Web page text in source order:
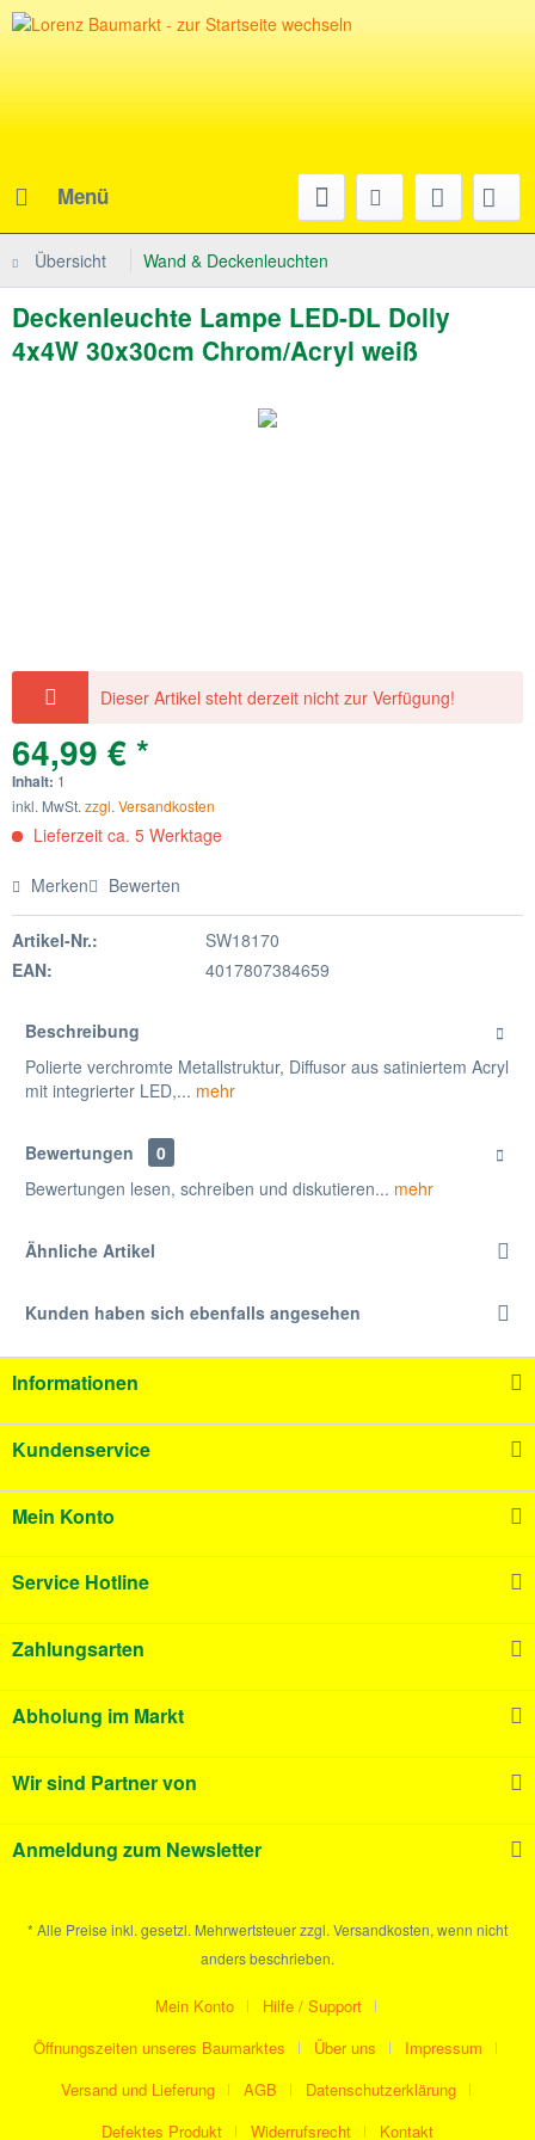
Menü
Übersicht Wand & Deckenleuchten
Deckenleuchte Lampe LED-DL Dolly
4x4W 30x30cm Chrom/Acryl weiß
Dieser Artikel steht derzeit nicht zur Verfügung!
64,99 € *
Inhalt: 1
inkl. MwSt. zzgl. Versandkosten
Lieferzeit ca. 5 Werktage
Merken Bewerten
Artikel-Nr.:
SW18170
EAN:
4017807384659
Beschreibung
Polierte verchromte Metallstruktur, Diffusor aus satiniertem Acryl
mit integrierter LED,... mehr
Bewertungen
0
Bewertungen lesen, schreiben und diskutieren... mehr
Ähnliche Artikel
Kunden haben sich ebenfalls angesehen
Informationen
Kundenservice
Mein Konto
Service Hotline
Zahlungsarten
Abholung im Markt
Wir sind Partner von
Anmeldung zum Newsletter
* Alle Preise inkl. gesetzl. Mehrwertsteuer zzgl. Versandkosten, wenn nicht
anders beschrieben.
Mein Konto
Hilfe / Support
Öffnungszeiten unseres Baumarktes
Über uns
Impressum
Versand und Lieferung
AGB
Datenschutzerklärung
Defektes Produkt
Widerrufsrecht Kontakt